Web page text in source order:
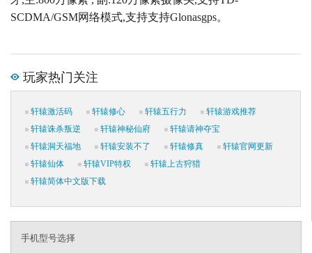
SCDMA/GSM网络模式,支持支持Glonasgps。
玩家热门关注
轩辕激活码 轩辕修心 轩辕五行力
轩辕游戏推荐
轩辕诛杀叛逆
轩辕神秘仙府
轩辕请神夺宝
轩辕洞天福地
轩辕安装不了 轩辕修真
轩辕官网更新
轩辕仙体
轩辕VIP特权
轩辕上古狩猎
轩辕简体中文版下载
手机型号选择